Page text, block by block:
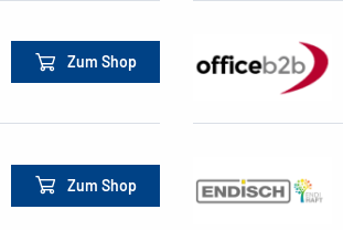
Zum Shop
Zum Shop